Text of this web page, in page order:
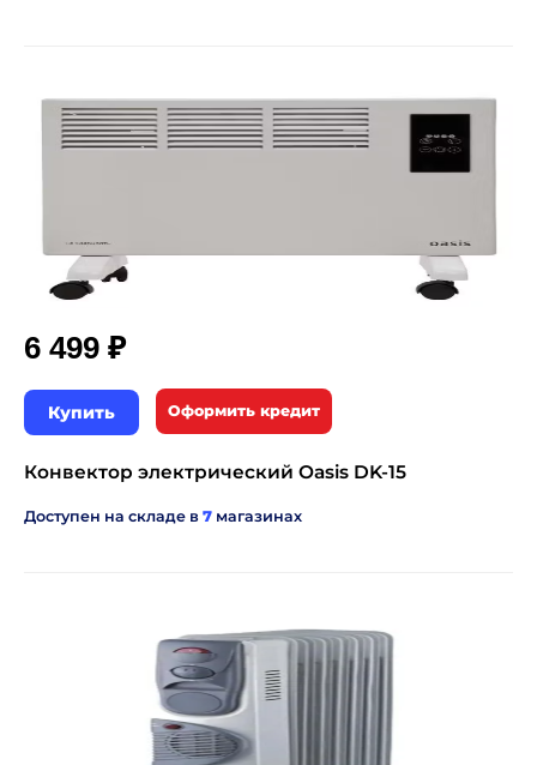
6 499 ₽
Купить Оформить кредит
Конвектор электрический Oasis DK-15
Доступен на складе в 7 магазинах